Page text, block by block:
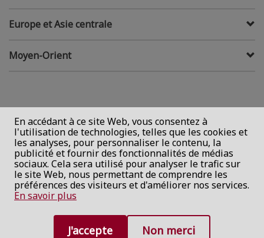
Europe et Asie centrale
Moyen-Orient
En accédant à ce site Web, vous consentez à
l'utilisation de technologies, telles que les cookies et
les analyses, pour personnaliser le contenu, la
publicité et fournir des fonctionnalités de médias
sociaux. Cela sera utilisé pour analyser le trafic sur
le site Web, nous permettant de comprendre les
préférences des visiteurs et d'améliorer nos services.
En savoir plus
J'accepte Non merci